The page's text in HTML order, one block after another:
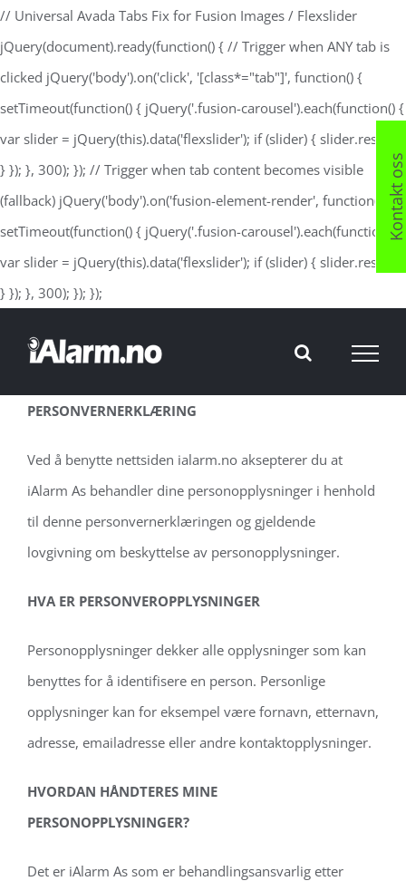
// Universal Avada Tabs Fix for Fusion Images / Flexslider
jQuery(document).ready(function() { // Trigger when ANY tab is
clicked jQuery('body').on('click', '[class*="tab"]', function() {
setTimeout(function() { jQuery('.fusion-carousel').each(function() {
var slider = jQuery(this).data('flexslider'); if (slider) { slider.resize();
} }); }, 300); }); // Trigger when tab content becomes visible
(fallback) jQuery('body').on('fusion-element-render', function() {
setTimeout(function() { jQuery('.fusion-carousel').each(function() {
var slider = jQuery(this).data('flexslider'); if (slider) { slider.resize();
} }); }, 300); }); });
content
PERSONVERNERKLÆRING
Ved å benytte nettsiden ialarm.no aksepterer du at
iAlarm As behandler dine personopplysninger i henhold
til denne personvernerklæringen og gjeldende
lovgivning om beskyttelse av personopplysninger.
HVA ER PERSONVEROPPLYSNINGER
Personopplysninger dekker alle opplysninger som kan
benyttes for å identifisere en person. Personlige
opplysninger kan for eksempel være fornavn, etternavn,
adresse, emailadresse eller andre kontaktopplysninger.
HVORDAN HÅNDTERES MINE
PERSONOPPLYSNINGER?
Det er iAlarm As som er behandlingsansvarlig etter
Kontakt oss